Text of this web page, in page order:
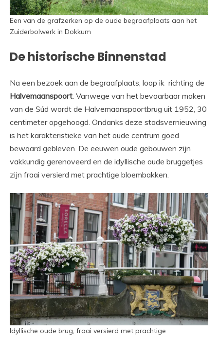
Een van de grafzerken op de oude begraafplaats aan het
Zuiderbolwerk in Dokkum
De historische Binnenstad
Na een bezoek aan de begraafplaats, loop ik richting de
Halvemaanspoort. Vanwege van het bevaarbaar maken
van de Súd wordt de Halvemaanspoortbrug uit 1952, 30
centimeter opgehoogd. Ondanks deze stadsvernieuwing
is het karakteristieke van het oude centrum goed
bewaard gebleven. De eeuwen oude gebouwen zijn
vakkundig gerenoveerd en de idyllische oude bruggetjes
zijn fraai versierd met prachtige bloembakken.
Idyllische oude brug, fraai versierd met prachtige